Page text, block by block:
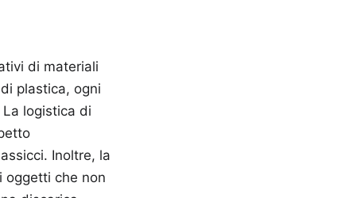
di materiali
plastica, ogni
logistica di
Inoltre, la
oggetti che non